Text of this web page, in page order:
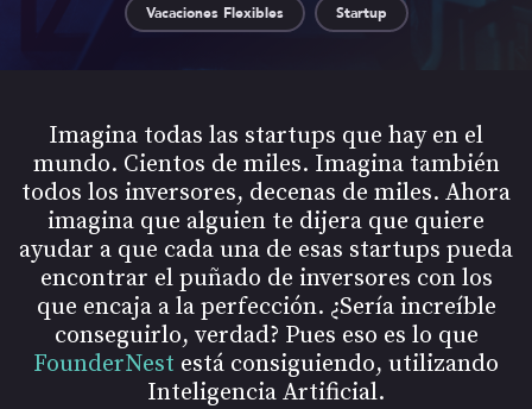
Vacaciones Flexibles Startup
Imagina todas las startups que hay en el
mundo. Cientos de miles. Imagina también
todos los inversores, decenas de miles. Ahora
imagina que alguien te dijera que quiere
ayudar a que cada una de esas startups pueda
encontrar el puñado de inversores con los
que encaja a la perfección. ¿Sería increíble
conseguirlo, verdad? Pues eso es lo que
FounderNest está consiguiendo, utilizando
Inteligencia Artificial.